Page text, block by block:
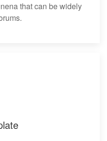
that can be widely